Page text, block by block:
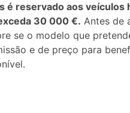
é reservado aos veículos
30 000 €. Antes de
se o modelo que
e de preço para